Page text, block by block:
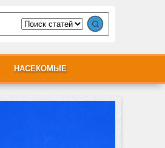
НАСЕКОМЫЕ